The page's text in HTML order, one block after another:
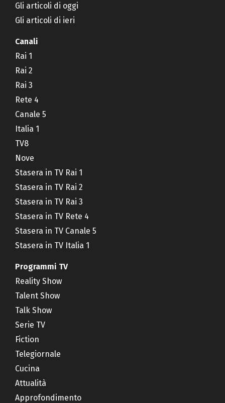
Gli articoli di oggi
Gli articoli di ieri
Canali
Rai 1
Rai 2
Rai 3
Rete 4
Canale 5
Italia 1
TV8
Nove
Stasera in TV Rai 1
Stasera in TV Rai 2
Stasera in TV Rai 3
Stasera in TV Rete 4
Stasera in TV Canale 5
Stasera in TV Italia 1
Programmi TV
Reality Show
Talent Show
Talk Show
Serie TV
Fiction
Telegiornale
Cucina
Attualità
Approfondimento